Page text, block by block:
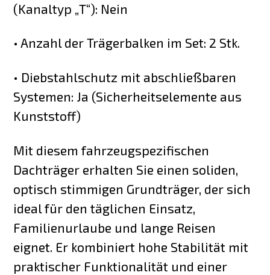
(Kanaltyp „T“): Nein
• Anzahl der Trägerbalken im Set: 2 Stk.
• Diebstahlschutz mit abschließbaren
Systemen: Ja (Sicherheitselemente aus
Kunststoff)
Mit diesem fahrzeugspezifischen
Dachträger erhalten Sie einen soliden,
optisch stimmigen Grundträger, der sich
ideal für den täglichen Einsatz,
Familienurlaube und lange Reisen
eignet. Er kombiniert hohe Stabilität mit
praktischer Funktionalität und einer